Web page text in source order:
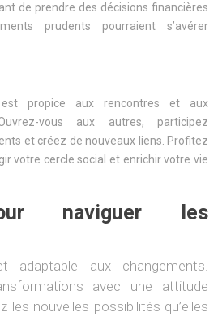
de prendre des décisions financières
prudents pourraient s’avérer
est propice aux rencontres et aux
vous aux autres, participez
et créez de nouveaux liens. Profitez
votre cercle social et enrichir votre vie
naviguer les
adaptable aux changements.
avec une attitude
les nouvelles possibilités qu’elles